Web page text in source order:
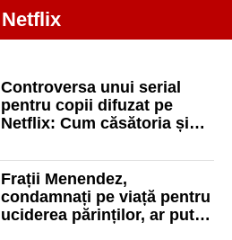
Netflix
Controversa unui serial
pentru copii difuzat pe
Netflix: Cum căsătoria și
au împărțit internauții în
două tabere
Frații Menendez,
condamnați pe viață pentru
uciderea părinților, ar putea